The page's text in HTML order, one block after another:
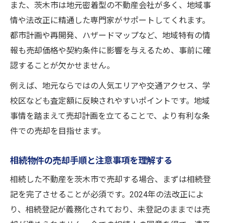
また、茨木市は地元密着型の不動産会社が多く、地域事
情や法改正に精通した専門家がサポートしてくれます。
都市計画や再開発、ハザードマップなど、地域特有の情
報も売却価格や契約条件に影響を与えるため、事前に確
認することが欠かせません。
例えば、地元ならではの人気エリアや交通アクセス、学
校区なども査定額に反映されやすいポイントです。地域
事情を踏まえて売却計画を立てることで、より有利な条
件での売却を目指せます。
相続物件の売却手順と注意事項を理解する
相続した不動産を茨木市で売却する場合、まずは相続登
記を完了させることが必須です。2024年の法改正によ
り、相続登記が義務化されており、未登記のままでは売